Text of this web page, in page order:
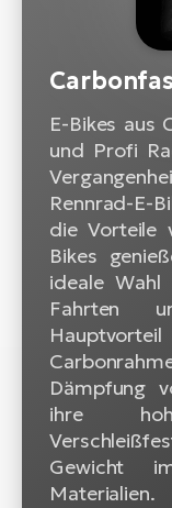
E-Bikes aus
und Profi
Rennrad-E-
die Vorteile
Bikes
ideale Wahl
Fahrten
Dämpfung
ihre
Gewicht
Materialien.